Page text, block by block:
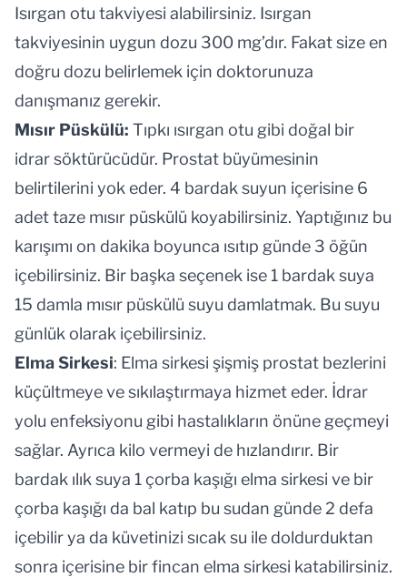
Isırgan otu takviyesi alabilirsiniz. Isırgan
takviyesinin uygun dozu 300 mg’dır. Fakat size en
doğru dozu belirlemek için doktorunuza
danışmanız gerekir.
Mısır Püskülü: Tıpkı ısırgan otu gibi doğal bir
idrar söktürücüdür. Prostat büyümesinin
belirtilerini yok eder. 4 bardak suyun içerisine 6
adet taze mısır püskülü koyabilirsiniz. Yaptığınız bu
karışımı on dakika boyunca ısıtıp günde 3 öğün
içebilirsiniz. Bir başka seçenek ise 1 bardak suya
15 damla mısır püskülü suyu damlatmak. Bu suyu
günlük olarak içebilirsiniz.
Elma Sirkesi: Elma sirkesi şişmiş prostat bezlerini
küçültmeye ve sıkılaştırmaya hizmet eder. İdrar
yolu enfeksiyonu gibi hastalıkların önüne geçmeyi
sağlar. Ayrıca kilo vermeyi de hızlandırır. Bir
bardak ılık suya 1 çorba kaşığı elma sirkesi ve bir
çorba kaşığı da bal katıp bu sudan günde 2 defa
içebilir ya da küvetinizi sıcak su ile doldurduktan
sonra içerisine bir fincan elma sirkesi katabilirsiniz.